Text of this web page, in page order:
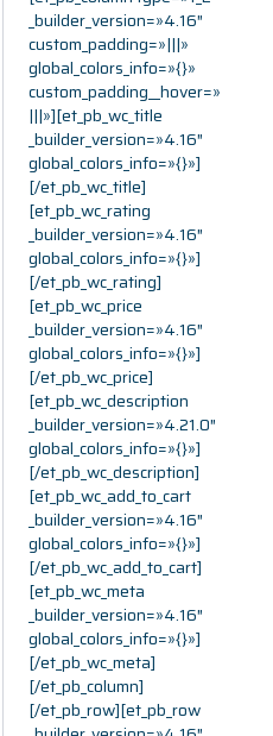
_builder_version=»4.16″
custom_padding=»|||»
global_colors_info=»{}»
custom_padding__hover=»
|||»][et_pb_wc_title
_builder_version=»4.16″
global_colors_info=»{}»]
[/et_pb_wc_title]
[et_pb_wc_rating
_builder_version=»4.16″
global_colors_info=»{}»]
[/et_pb_wc_rating]
[et_pb_wc_price
_builder_version=»4.16″
global_colors_info=»{}»]
[/et_pb_wc_price]
[et_pb_wc_description
_builder_version=»4.21.0″
global_colors_info=»{}»]
[/et_pb_wc_description]
[et_pb_wc_add_to_cart
_builder_version=»4.16″
global_colors_info=»{}»]
[/et_pb_wc_add_to_cart]
[et_pb_wc_meta
_builder_version=»4.16″
global_colors_info=»{}»]
[/et_pb_wc_meta]
[/et_pb_column]
[/et_pb_row][et_pb_row